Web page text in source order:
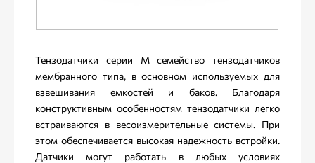
Тензодатчики серии М семейство тензодатчиков
мембранного типа, в основном используемых для
взвешивания емкостей и баков. Благодаря
конструктивным особенностям тензодатчики легко
встраиваются в весоизмерительные системы. При
этом обеспечивается высокая надежность встройки.
Датчики могут работать в любых условиях